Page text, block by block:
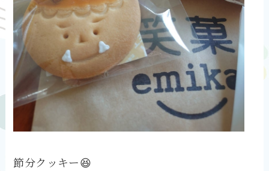
節分クッキー😆